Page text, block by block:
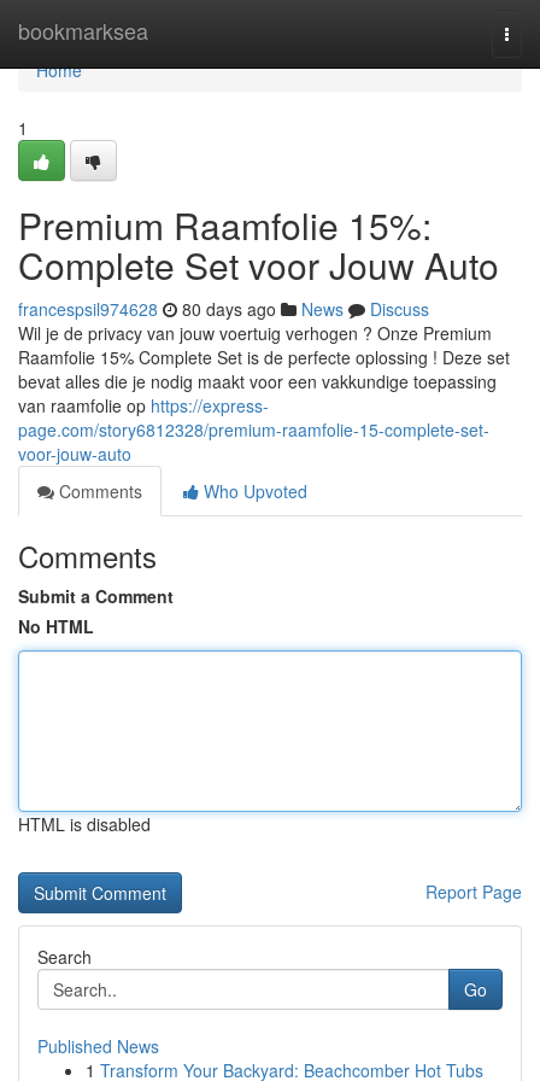
bookmarksea
Home
Home
1
Premium Raamfolie 15%:
Complete Set voor Jouw Auto
francespsil974628 80 days ago News
Discuss
Wil je de privacy van jouw voertuig verhogen ? Onze Premium
Raamfolie 15% Complete Set is de perfecte oplossing ! Deze set
bevat alles die je nodig maakt voor een vakkundige toepassing
van raamfolie op https://express-
page.com/story6812328/premium-raamfolie-15-complete-set-
voor-jouw-auto
Comments
Who Upvoted
Comments
Submit a Comment
No HTML
HTML is disabled
Report Page
Search
Go
Published News
1 Transform Your Backyard: Beachcomber Hot Tubs